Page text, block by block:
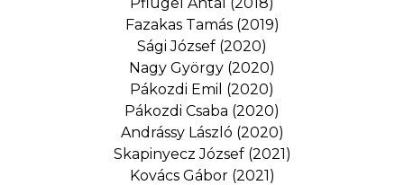
Fazakas Tamás (2019)
Sági József (2020)
Nagy György (2020)
Pákozdi Emil (2020)
Pákozdi Csaba (2020)
Andrássy László (2020)
Skapinyecz József (2021)
Kovács Gábor (2021)